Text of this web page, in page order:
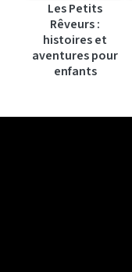
Les Petits
Rêveurs :
histoires et
aventures pour
enfants